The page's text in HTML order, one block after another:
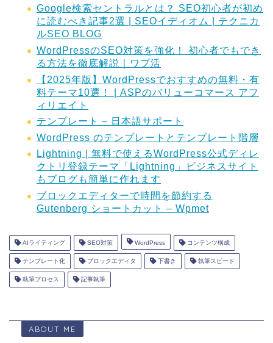
Google検索セントラルとは？ SEO初心者が初め
に読むべき記事2選 | SEOイディオム | テクニカ
ルSEO BLOG
WordPressのSEO対策を強化！ 初心者でもでき
る方法を徹底解説｜ワプ活
【2025年版】WordPressでおすすめの無料・有
料テーマ10選！ | ASPのバリューコマース アフ
ィリエイト
テンプレート – 日本語サポート
WordPress のテンプレートとテンプレート階層
Lightning | 無料で使えるWordPress公式ディレ
クトリ登録テーマ「Lightning」ビジネスサイト
もブログも簡単に作れます
ブロックエディターで時間を節約する
Gutenberg ショートカット – Wpmet
AIライティング SEO対策 WordPress コンテンツ構成
テンプレート化 ブロックエディタ 下書き 執筆スピード
執筆プロセス 記事執筆
ABOUT ME